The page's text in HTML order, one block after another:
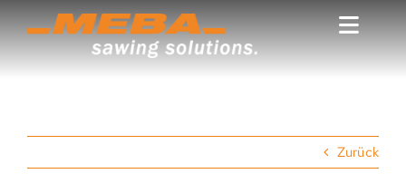
Inhalt
MEBAmachines
MEBAservices
Zurück